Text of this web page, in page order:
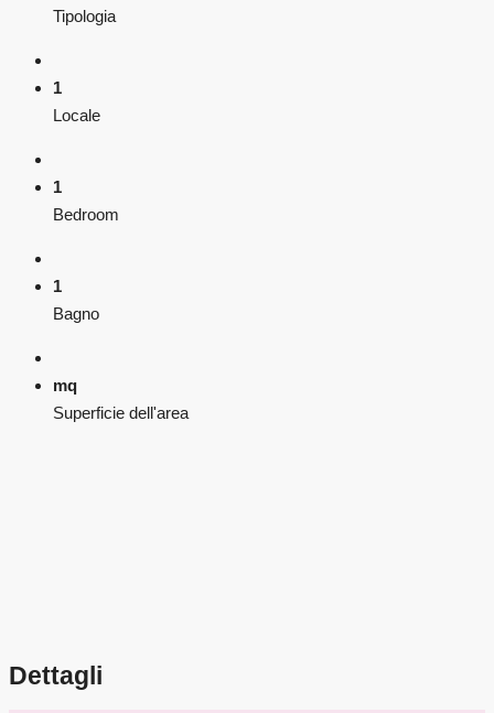
Tipologia
1
Locale
1
Bedroom
1
Bagno
mq
Superficie dell'area
Dettagli